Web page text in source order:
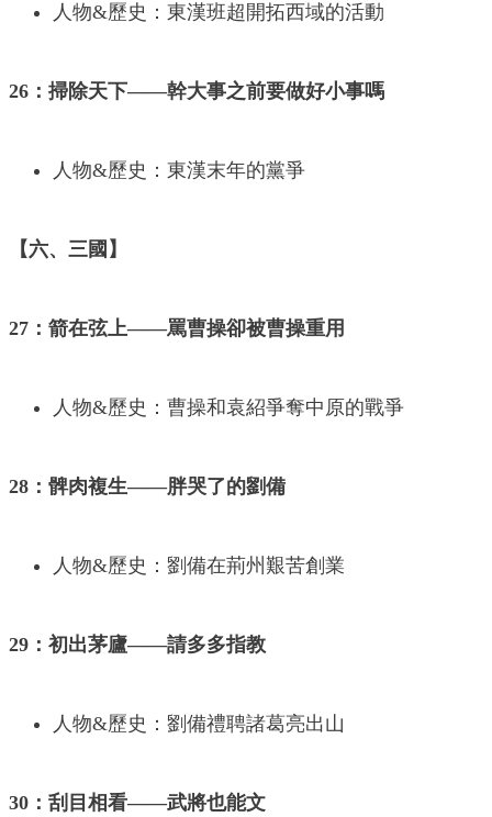
人物&歷史：東漢班超開拓西域的活動
26：掃除天下——幹大事之前要做好小事嗎
人物&歷史：東漢末年的黨爭
【六、三國】
27：箭在弦上——罵曹操卻被曹操重用
人物&歷史：曹操和袁紹爭奪中原的戰爭
28：髀肉複生——胖哭了的劉備
人物&歷史：劉備在荊州艱苦創業
29：初出茅廬——請多多指教
人物&歷史：劉備禮聘諸葛亮出山
30：刮目相看——武將也能文